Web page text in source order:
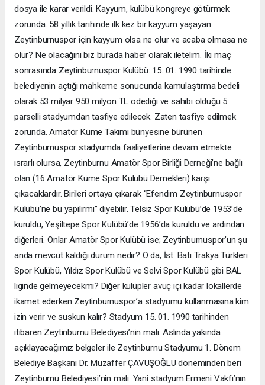
dosya ile karar verildi. Kayyum, kulübü kongreye götürmek
zorunda. 58 yıllık tarihinde ilk kez bir kayyum yaşayan
Zeytinburnuspor için kayyum olsa ne olur ve acaba olmasa ne
olur? Ne olacağını biz burada haber olarak iletelim. İki maç
sonrasında Zeytinburnuspor Kulübü: 15. 01. 1990 tarihinde
belediyenin açtığı mahkeme sonucunda kamulaştırma bedeli
olarak 53 milyar 950 milyon TL ödediği ve sahibi olduğu 5
parselli stadyumdan tasfiye edilecek. Zaten tasfiye edilmek
zorunda. Amatör Küme Takımı bünyesine bürünen
Zeytinburnuspor stadyumda faaliyetlerine devam etmekte
ısrarlı olursa, Zeytinburnu Amatör Spor Birliği Derneği’ne bağlı
olan (16 Amatör Küme Spor Kulübü Dernekleri) karşı
çıkacaklardır. Birileri ortaya çıkarak “Efendim Zeytinburnuspor
Kulübü’ne bu yapılırmı” diyebilir. Telsiz Spor Kulübü’de 1953’de
kuruldu, Yeşiltepe Spor Kulübü’de 1956’da kuruldu ve ardından
diğerleri. Onlar Amatör Spor Kulübü ise; Zeytinburnuspor’un şu
anda mevcut kaldığı durum nedir? O da, İst. Batı Trakya Türkleri
Spor Kulübü, Yıldız Spor Kulübü ve Selvi Spor Kulübü gibi BAL
liginde gelmeyecekmi? Diğer kulüpler avuç içi kadar lokallerde
ikamet ederken Zeytinburnuspor’a stadyumu kullanmasına kim
izin verir ve suskun kalır? Stadyum 15. 01. 1990 tarihinden
itibaren Zeytinburnu Belediyesi’nin malı. Aslında yakında
açıklayacağımız belgeler ile Zeytinburnu Stadyumu 1. Dönem
Belediye Başkanı Dr. Muzaffer ÇAVUŞOĞLU döneminden beri
Zeytinburnu Belediyesi’nin malı. Yani stadyum Ermeni Vakfı’nın